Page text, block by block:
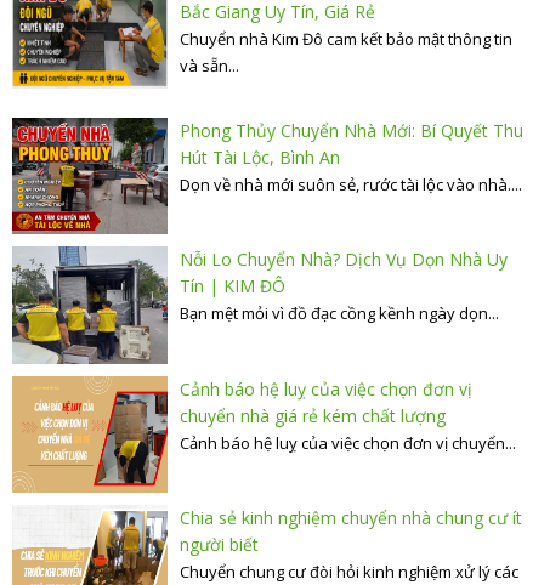
Bắc Giang Uy Tín, Giá Rẻ
Chuyển nhà Kim Đô cam kết bảo mật thông tin
và sẵn...
Phong Thủy Chuyển Nhà Mới: Bí Quyết Thu
Hút Tài Lộc, Bình An
Dọn về nhà mới suôn sẻ, rước tài lộc vào nhà....
Nỗi Lo Chuyển Nhà? Dịch Vụ Dọn Nhà Uy
Tín | KIM ĐÔ
Bạn mệt mỏi vì đồ đạc cồng kềnh ngày dọn...
Cảnh báo hệ luỵ của việc chọn đơn vị
chuyển nhà giá rẻ kém chất lượng
Cảnh báo hệ luỵ của việc chọn đơn vị chuyển...
Chia sẻ kinh nghiệm chuyển nhà chung cư ít
người biết
Chuyển chung cư đòi hỏi kinh nghiệm xử lý các